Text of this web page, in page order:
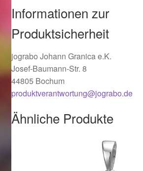
Ostergeschenke finden für Ostern 2018
Ostergeschenke finden für Ostern 2020
Ostergeschenke finden für Ostern 2021
Ostergeschenke finden für Ostern 2022
Informationen zur
Produktsicherheit
jograbo Johann Granica e.K.
Josef-Baumann-Str. 8
44805 Bochum
produktverantwortung@jograbo.de
Ähnliche Produkte